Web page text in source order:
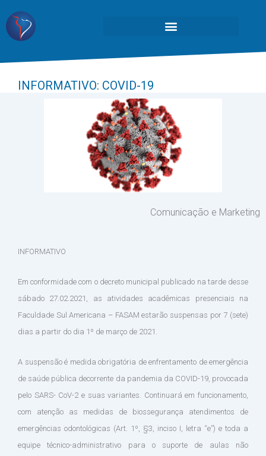
INFORMATIVO: COVID-19
Comunicação e Marketing
INFORMATIVO
Em conformidade com o decreto municipal publicado na tarde desse
sábado 27.02.2021, as atividades acadêmicas presenciais na
Faculdade Sul Americana – FASAM estarão suspensas por 7 (sete)
dias a partir do dia 1º de março de 2021.
A suspensão é medida obrigatória de enfrentamento de emergência
de saúde pública decorrente da pandemia da COVID-19, provocada
pelo SARS- CoV-2 e suas variantes. Continuará em funcionamento,
com atenção as medidas de biossegurança atendimentos de
emergências odontológicas (Art. 1º, §3, inciso I, letra “e”) e toda a
equipe técnico-administrativo para o suporte de aulas não